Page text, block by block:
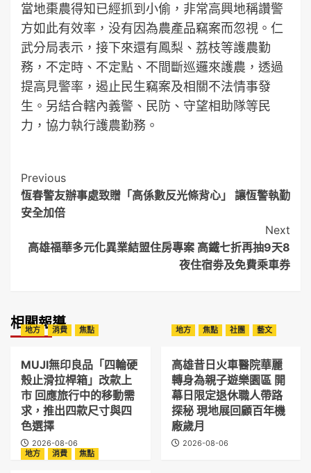
當地棗農得知已經抓到小偷，非常高興地稱讚警
方如此有效率，没有因為農產品竊案而忽視。仁
武分局表示，接下來還有鳳梨、荔枝等護農勤
務，不定時、不定點、不間斷巡邏來護農，透過
提高見警率，遏止民生竊案及相關不法情事發
生。另結合轄內義警、民防、守望相助隊等民
力，協力執行護農勤務。
Post
Navigation
Previous
恆春警友辦事處致贈「高係數反光條背心」 讓恆警執勤
安全加倍
Next
高雄福華多元化異業結盟住房專案 高鐵七折再抽9天8
夜住宿劵及免費乘車券
相關報導
地方 消費 焦點
MUJI無印良品「四輪硬
殼止滑拉桿箱」改款上
市 回應旅行中的移動需
求，推出四款尺寸與四
色選擇
2026-08-06
地方 焦點 社團 藝文
高雄昔日火車醫院華麗
轉身為親子遊樂園區 開
幕日限定退休職人帶路
探秘 現地展回顧百年機
廠歲月
2026-08-06
地方
消費 焦點